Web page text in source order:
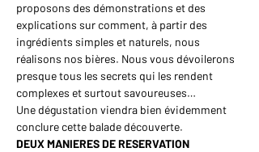
proposons des démonstrations et des
explications sur comment, à partir des
ingrédients simples et naturels, nous
réalisons nos bières. Nous vous dévoilerons
presque tous les secrets qui les rendent
complexes et surtout savoureuses…
Une dégustation viendra bien évidemment
conclure cette balade découverte.
DEUX MANIERES DE RESERVATION